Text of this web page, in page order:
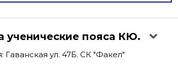
ученические пояса КЮ.
ул. 47Б. СК "Факел"